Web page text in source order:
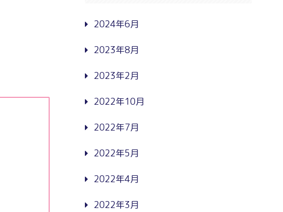
2024年6月
2023年8月
2023年2月
2022年10月
2022年7月
2022年5月
2022年4月
2022年3月